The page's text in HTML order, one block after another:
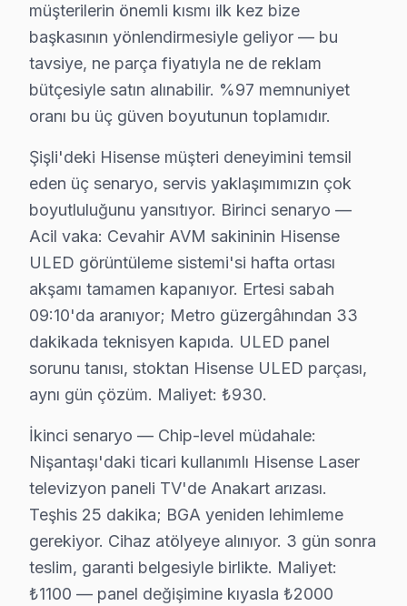
Neden Şişli'de Hisense teknik desteği Tercih
Şişli Hisense TV Ekran Anakart Profesyonel Servis ve Tamir
Şişli'da Hisense televizyon paneli'niz bozulduğunda
• Şişli'de 25+ sertifikalı teknisyen Hisense
• Chip-level tamir için osiloskop, ESR ve termal
Şöyle de düşünebilirsiniz:, Cevahir AVM, Nişantaşı,
Şişli × Hisense: Yerel İçerik ve Deneyim
Şişli'de Hisense televizyon ünitesi bakım ve onarım
İkincisi anakart güç düzlemleri: Hisense Laser panel
Üçüncüsü eMMC depolama: Hisense Mini LED
Şişli coğrafyasını Hisense servis perspektifinden
Nişantaşı ikinci kritik referans: karma yapılaşmalı
9 yıllık Şişli servis arşivi, Hisense LED TV arıza
Güncel tablo şu: aylık 78 başvurunun %39'i ULED
Memnuniyet verisi yıllar içinde bir iyileşme hikayesi
Şişli'de Hisense servisiyle kurulan güven ilişkisini üç
Ticari güven: Fiyat şeffaflığı, faturada parça detayı,
İlişkisel güven: 9 yıl boyunca Şişli'de kurulan müşteri
müşterilerin önemli kısmı ilk kez bize
başkasının yönlendirmesiyle geliyor — bu
tavsiye, ne parça fiyatıyla ne de reklam
bütçesiyle satın alınabilir. %97 memnuniyet
oranı bu üç güven boyutunun toplamıdır.
Şişli'deki Hisense müşteri deneyimini temsil
eden üç senaryo, servis yaklaşımımızın çok
boyutluluğunu yansıtıyor. Birinci senaryo —
Acil vaka: Cevahir AVM sakininin Hisense
ULED görüntüleme sistemi'si hafta ortası
akşamı tamamen kapanıyor. Ertesi sabah
09:10'da aranıyor; Metro güzergâhından 33
dakikada teknisyen kapıda. ULED panel
sorunu tanısı, stoktan Hisense ULED parçası,
aynı gün çözüm. Maliyet: ₺930.
İkinci senaryo — Chip-level müdahale:
Nişantaşı'daki ticari kullanımlı Hisense Laser
televizyon paneli TV'de Anakart arızası.
Teşhis 25 dakika; BGA yeniden lehimleme
gerekiyor. Cihaz atölyeye alınıyor. 3 gün sonra
teslim, garanti belgesiyle birlikte. Maliyet:
₺1100 — panel değişimine kıyasla ₺2000